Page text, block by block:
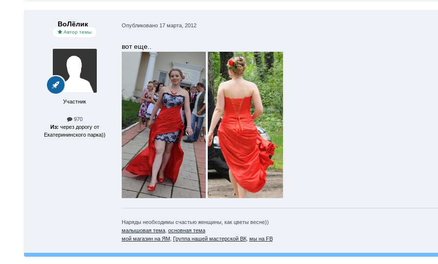
ВоЛёлик
Автор темы
Участник
970
Из: через дорогу от
Екатерининского парка))
Опубликовано 17 марта, 2012
вот еще..
Наряды необходимы счастью женщины, как цветы весне))
малышовая тема, основная тема
мой магазин на ЯМ
Группа нашей мастерской ВК, мы на FB